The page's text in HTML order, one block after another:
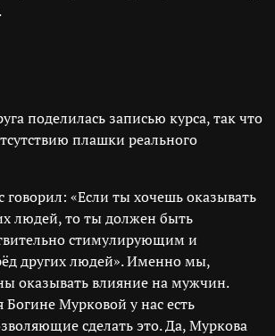
поделилась записью курса, так что
плашки реального
«Если ты хочешь оказывать
людей, то ты должен быть
стимулирующим и
других людей». Именно мы,
оказывать влияние на мужчин.
Богине Мурковой у нас есть
сделать это. Да, Муркова